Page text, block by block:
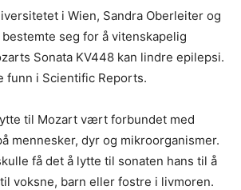
i Wien, Sandra Oberleiter og
seg for å vitenskapelig
Sonata KV448 kan lindre epilepsi.
funn i Scientific Reports.
til Mozart vært forbundet med
mennesker, dyr og mikroorganismer.
få det å lytte til sonaten hans til å
voksne, barn eller fostre i livmoren.